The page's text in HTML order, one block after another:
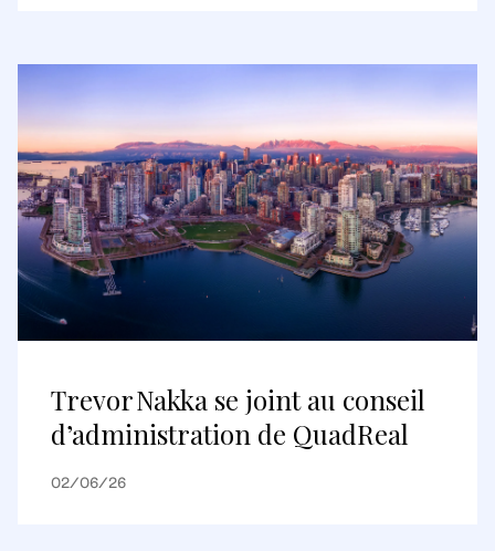
Trevor Nakka se joint au conseil
d’administration de QuadReal
02/06/26